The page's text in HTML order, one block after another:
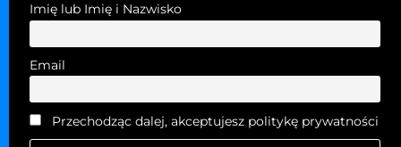
Imię lub Imię i Nazwisko
Email
Przechodząc dalej, akceptujesz politykę prywatności